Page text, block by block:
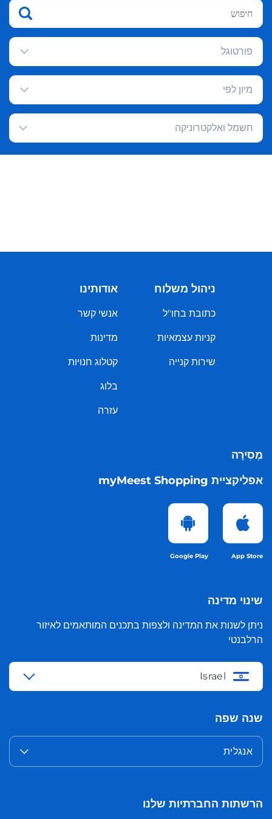
פורטוגל
מיון לפי
חשמל ואלקטרוניקה
ניהול משלוח
כתובת בחו"ל
קניות עצמאיות
שירות קנייה
אודותינו
אנשי קשר
מדינות
קטלוג חנויות
בלוג
עזרה
מְסִירָה
אפליקציית myMeest Shopping
App Store
Google Play
שינוי מדינה
ניתן לשנות את המדינה ולצפות בתכנים המותאמים לאיזור
הרלבנטי
Israel
שנה שפה
אנגלית
הרשתות החברתיות שלנו